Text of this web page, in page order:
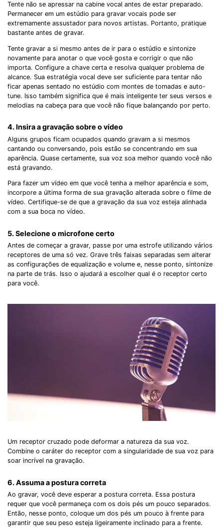
Tente não se apressar na cabine vocal antes de estar preparado.
Permanecer em um estúdio para gravar vocais pode ser
extremamente assustador para novos artistas. Portanto, pratique
bastante antes de gravar.
Tente gravar a si mesmo antes de ir para o estúdio e sintonize
novamente para anotar o que você gosta e corrigir o que não
importa. Configure a chave certa e resolva qualquer problema de
alcance. Sua estratégia vocal deve ser suficiente para tentar não
ficar apenas sentado no estúdio com montes de tomadas e auto-
tune. Isso também significa que é mais inteligente ter seus versos e
melodias na cabeça para que você não fique balançando por perto.
4. Insira a gravação sobre o vídeo
Alguns grupos ficam ocupados quando gravam a si mesmos
cantando ou conversando, pois estão se concentrando em sua
aparência. Quase certamente, sua voz soa melhor quando você não
está gravando.
Para fazer um vídeo em que você tenha a melhor aparência e som,
incorpore a última forma de sua gravação alterada sobre o filme de
vídeo. Certifique-se de que a gravação da sua voz esteja alinhada
com a sua boca no vídeo.
5. Selecione o microfone certo
Antes de começar a gravar, passe por uma estrofe utilizando vários
receptores de uma só vez. Grave três faixas separadas sem alterar
as configurações de equalização e volume e, nesse ponto, sintonize
na parte de trás. Isso o ajudará a escolher qual é o receptor certo
para você.
Um receptor cruzado pode deformar a natureza da sua voz.
Combine o caráter do receptor com a singularidade de sua voz para
soar incrível na gravação.
6. Assuma a postura correta
Ao gravar, você deve esperar a postura correta. Essa postura
requer que você permaneça com os dois pés um pouco separados.
Então, nesse ponto, coloque um dos pés um pouco à frente para
garantir que seu peso esteja ligeiramente inclinado para a frente.